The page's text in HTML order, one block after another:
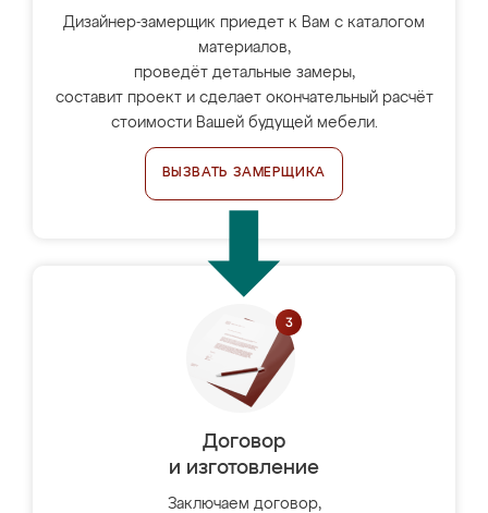
Дизайнер-замерщик приедет к Вам с каталогом
материалов,
проведёт детальные замеры,
составит проект и сделает окончательный расчёт
стоимости Вашей будущей мебели.
ВЫЗВАТЬ ЗАМЕРЩИКА
Договор
и изготовление
Заключаем договор,